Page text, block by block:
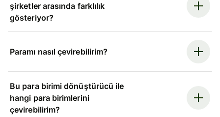
şirketler arasında farklılık
gösteriyor?
Paramı nasıl çevirebilirim?
Bu para birimi dönüştürücü ile
hangi para birimlerini
çevirebilirim?